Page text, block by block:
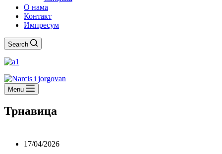
О нама
Контакт
Импресум
Search
Menu
Трнавица
17/04/2026